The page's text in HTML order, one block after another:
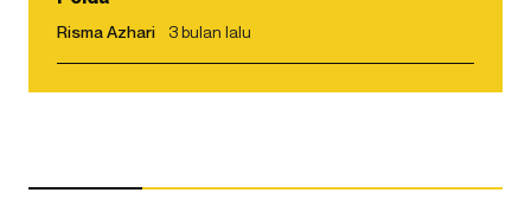
Risma Azhari 3 bulan lalu